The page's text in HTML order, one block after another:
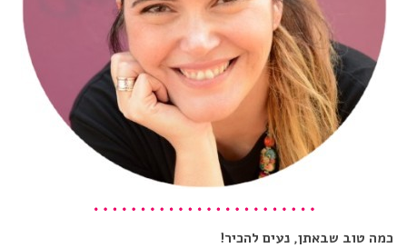
כמה טוב שבאתן, נעים להכיר!